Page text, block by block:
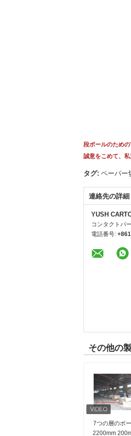
段ボールのため
誠意をこめて、
タグ: ペーパー
連絡先の詳細
YUSH
コンタクトパ
電話番号:
その他の
7つの層のボ
2200mm